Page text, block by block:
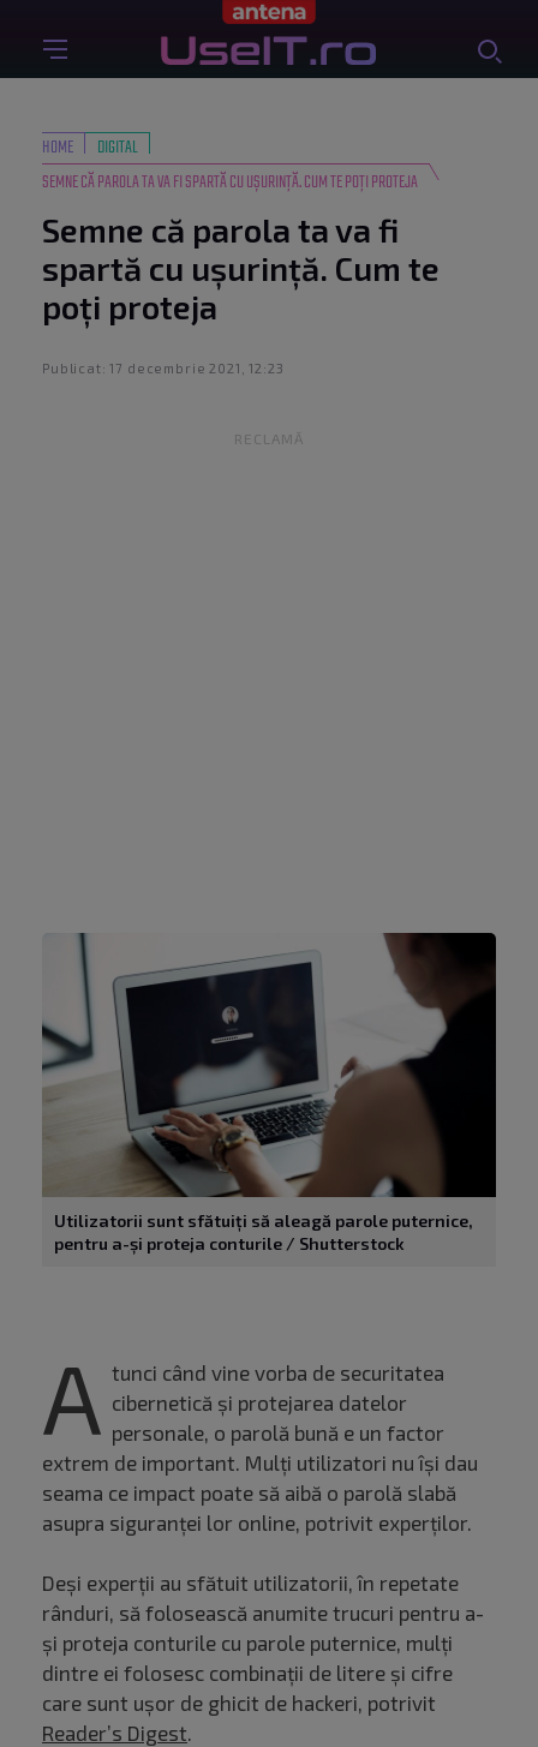
HOME
DIGITAL
SEMNE CĂ PAROLA TA VA FI SPARTĂ CU UȘURINȚĂ. CUM TE POȚI PROTEJA
Semne că parola ta va fi
spartă cu ușurință. Cum te
poți proteja
Publicat: 17 decembrie 2021, 12:23
RECLAMĂ
Utilizatorii sunt sfătuiți să aleagă parole puternice,
pentru a-și proteja conturile / Shutterstock
A tunci când vine vorba de securitatea
cibernetică și protejarea datelor
personale, o parolă bună e un factor
extrem de important. Mulți utilizatori nu își dau
seama ce impact poate să aibă o parolă slabă
asupra siguranței lor online, potrivit experților.
Deși experții au sfătuit utilizatorii, în repetate
rânduri, să folosească anumite trucuri pentru a-
și proteja conturile cu parole puternice, mulți
dintre ei folosesc combinații de litere și cifre
care sunt ușor de ghicit de hackeri, potrivit
Reader’s Digest.